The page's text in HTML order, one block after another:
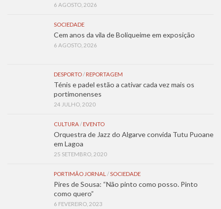
6 AGOSTO, 2026
SOCIEDADE
Cem anos da vila de Boliqueime em exposição
6 AGOSTO, 2026
DESPORTO/ REPORTAGEM
Ténis e padel estão a cativar cada vez mais os
portimonenses
24 JULHO, 2020
CULTURA/ EVENTO
Orquestra de Jazz do Algarve convida Tutu Puoane
em Lagoa
25 SETEMBRO, 2020
PORTIMÃO JORNAL /SOCIEDADE
Pires de Sousa: “Não pinto como posso. Pinto
como quero”
6 FEVEREIRO, 2023